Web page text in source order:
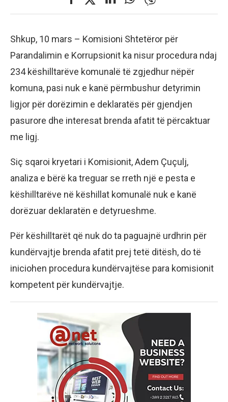
Shkup, 10 mars – Komisioni Shtetëror për
Parandalimin e Korrupsionit ka nisur procedura ndaj
234 këshilltarëve komunalë të zgjedhur nëpër
komuna, pasi nuk e kanë përmbushur detyrimin
ligjor për dorëzimin e deklaratës për gjendjen
pasurore dhe interesat brenda afatit të përcaktuar
me ligj.
Siç sqaroi kryetari i Komisionit, Adem Çuçulj,
analiza e bërë ka treguar se rreth një e pesta e
këshilltarëve në këshillat komunalë nuk e kanë
dorëzuar deklaratën e detyrueshme.
Për këshilltarët që nuk do ta paguajnë urdhrin për
kundërvajtje brenda afatit prej tetë ditësh, do të
iniciohen procedura kundërvajtëse para komisionit
kompetent për kundërvajtje.